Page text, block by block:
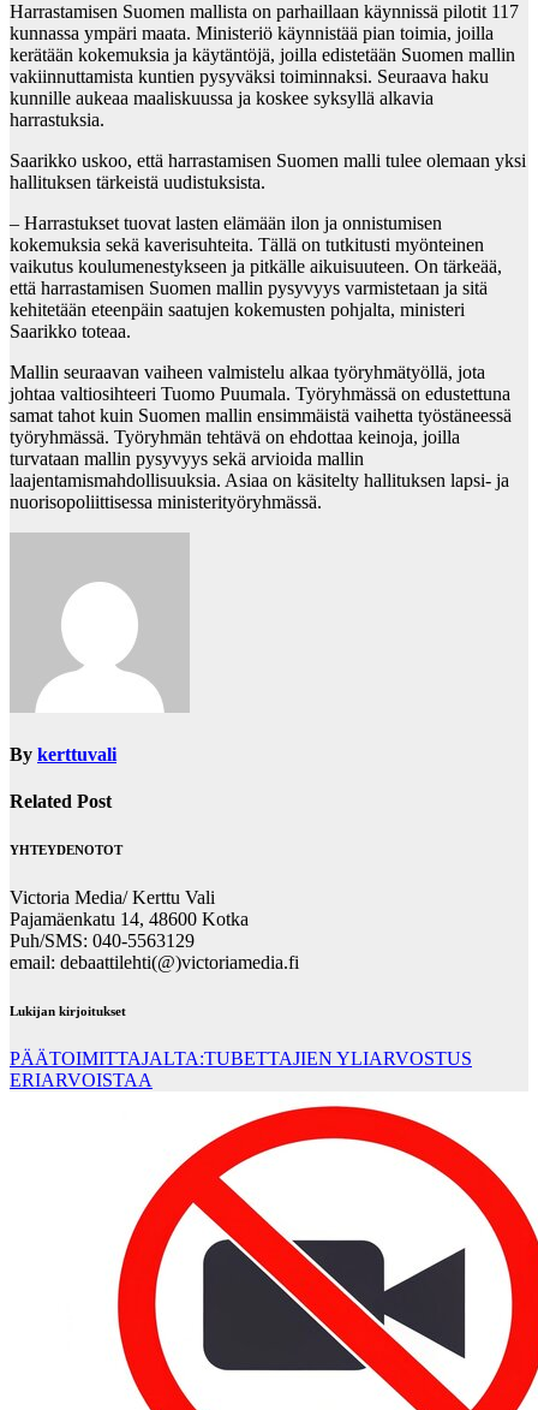
Harrastamisen Suomen mallista on parhaillaan käynnissä pilotit 117
kunnassa ympäri maata. Ministeriö käynnistää pian toimia, joilla
kerätään kokemuksia ja käytäntöjä, joilla edistetään Suomen mallin
vakiinnuttamista kuntien pysyväksi toiminnaksi. Seuraava haku
kunnille aukeaa maaliskuussa ja koskee syksyllä alkavia
harrastuksia.
Saarikko uskoo, että harrastamisen Suomen malli tulee olemaan yksi
hallituksen tärkeistä uudistuksista.
– Harrastukset tuovat lasten elämään ilon ja onnistumisen
kokemuksia sekä kaverisuhteita. Tällä on tutkitusti myönteinen
vaikutus koulumenestykseen ja pitkälle aikuisuuteen. On tärkeää,
että harrastamisen Suomen mallin pysyvyys varmistetaan ja sitä
kehitetään eteenpäin saatujen kokemusten pohjalta, ministeri
Saarikko toteaa.
Mallin seuraavan vaiheen valmistelu alkaa työryhmätyöllä, jota
johtaa valtiosihteeri Tuomo Puumala. Työryhmässä on edustettuna
samat tahot kuin Suomen mallin ensimmäistä vaihetta työstäneessä
työryhmässä. Työryhmän tehtävä on ehdottaa keinoja, joilla
turvataan mallin pysyvyys sekä arvioida mallin
laajentamismahdollisuuksia. Asiaa on käsitelty hallituksen lapsi- ja
nuorisopoliittisessa ministerityöryhmässä.
By kerttuvali
Related Post
YHTEYDENOTOT
Victoria Media/ Kerttu Vali
Pajamäenkatu 14, 48600 Kotka
Puh/SMS: 040-5563129
email: debaattilehti(@)victoriamedia.fi
Lukijan kirjoitukset
PÄÄTOIMITTAJALTA:TUBETTAJIEN YLIARVOSTUS
ERIARVOISTAA